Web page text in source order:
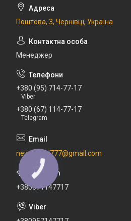
Поштова, 3, Чернівці, Україна
Менеджер
+380 (95) 714-77-17
Viber
+380 (67) 114-77-17
Telegram
newdental777@gmail.com
+380671147717
КНОПКА
ЗВ'ЯЗКУ